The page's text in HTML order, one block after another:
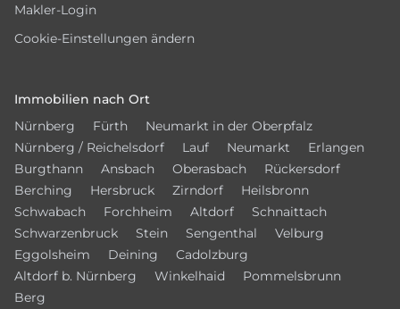
Makler-Login
Cookie-Einstellungen ändern
Immobilien nach Ort
Nürnberg
Fürth
Neumarkt in der Oberpfalz
Nürnberg / Reichelsdorf
Lauf Neumarkt
Erlangen
Burgthann
Ansbach Oberasbach
Rückersdorf
Berching
Hersbruck Zirndorf
Heilsbronn
Schwabach
Forchheim Altdorf
Schnaittach
Schwarzenbruck
Stein Sengenthal
Velburg
Eggolsheim
Deining
Cadolzburg
Altdorf b. Nürnberg
Winkelhaid
Pommelsbrunn
Berg